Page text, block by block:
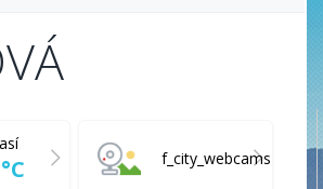
f_city_webcams